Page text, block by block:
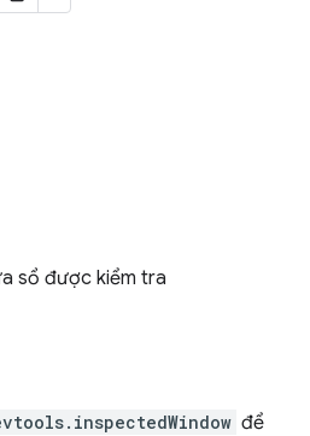
sổ được kiểm tra
để